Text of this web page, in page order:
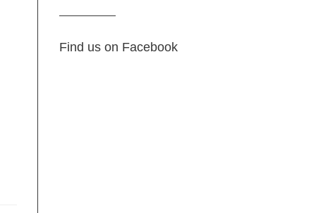
Find us on Facebook